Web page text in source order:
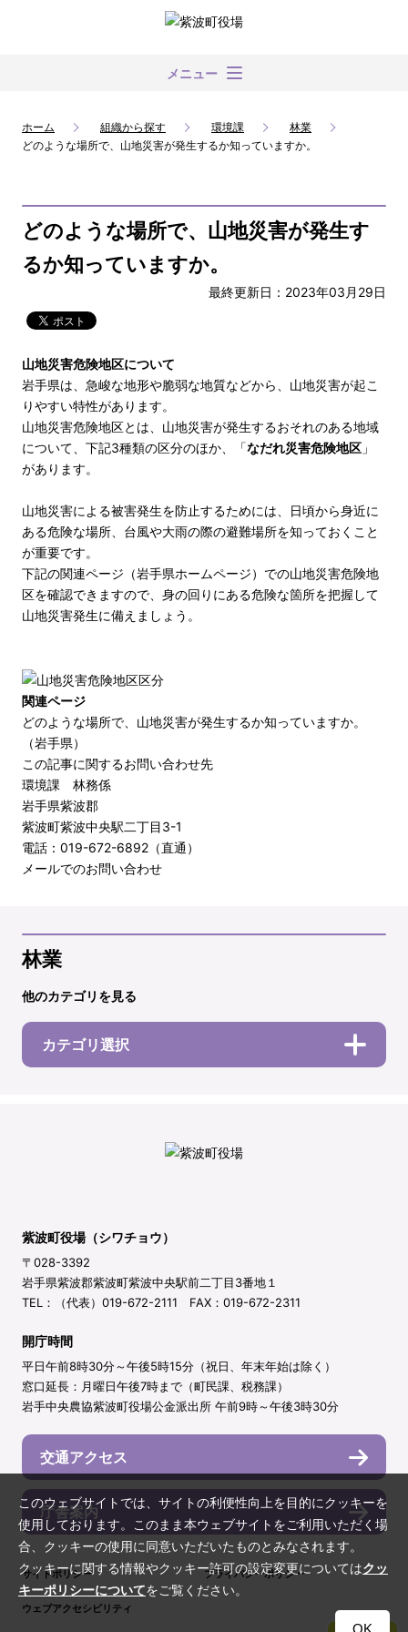
メニュー
ホーム 組織から探す 環境課
林業
どのような場所で、山地災害が発生するか知っていますか。
どのような場所で、山地災害が発生す
るか知っていますか。
最終更新日：2023年03月29日
山地災害危険地区について
岩手県は、急峻な地形や脆弱な地質などから、山地災害が起こ
りやすい特性があります。
山地災害危険地区とは、山地災害が発生するおそれのある地域
について、下記3種類の区分のほか、「なだれ災害危険地区 」
があります。
山地災害による被害発生を防止するためには、日頃から身近に
ある危険な場所、台風や大雨の際の避難場所を知っておくこと
が重要です。
下記の関連ページ（岩手県ホームページ）での山地災害危険地
区を確認できますので、身の回りにある危険な箇所を把握して
山地災害発生に備えましょう。
関連ページ
どのような場所で、山地災害が発生するか知っていますか。
（岩手県）
この記事に関するお問い合わせ先
環境課 林務係
岩手県紫波郡
紫波町紫波中央駅二丁目3-1
電話：019-672-6892（直通）
メールでのお問い合わせ
林業
他のカテゴリを見る
カテゴリ選択
紫波町役場（シワチョウ）
〒028-3392
岩手県紫波郡紫波町紫波中央駅前二丁目3番地１
TEL：（代表）019-672-2111 FAX：019-672-2311
開庁時間
平日午前8時30分～午後5時15分（祝日、年末年始は除く）
窓口延長：月曜日午後7時まで（町民課、税務課）
岩手中央農協紫波町役場公金派出所 午前9時～午後3時30分
交通アクセス
庁舎案内
サイトポリシー プライバシーポリシー
ウェブアクセシビリティ
このウェブサイトでは、サイトの利便性向上を目的にクッキーを
使用しております。このまま本ウェブサイトをご利用いただく場
合、クッキーの使用に同意いただいたものとみなされます。
クッキーに関する情報やクッキー許可の設定変更についてはクッ
キーポリシーについてをご覧ください。
OK